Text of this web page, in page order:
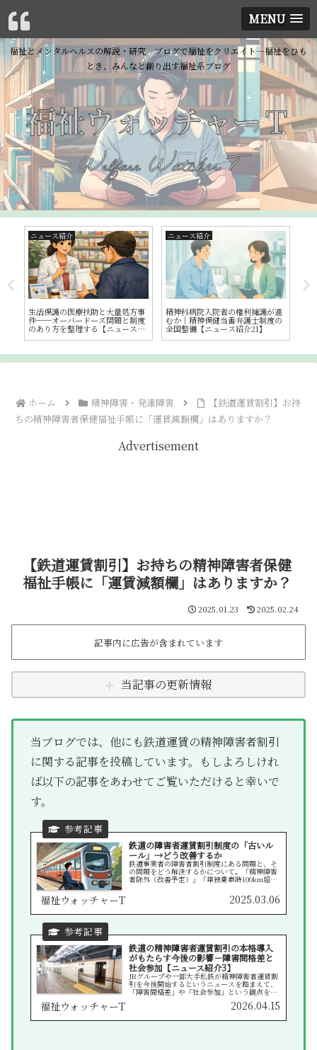
MENU
福祉とメンタルヘルスの解説・研究 ブログで福祉をクリエイト―福祉をひも
とき、みんなと創り出す福祉系ブログ
障害者福祉
【経験者が解説】ピア・当事者カ
ウンセラーとは―野良・自称カウ
ンセラーとの違いを整理
ニュース紹介
駅無人化差し止め訴訟は「障害者
のわがまま」なのか──交通弱者
の移動の自由を考える【ニュース
ホーム 精神障害・発達障害
【鉄道運賃割引】お持
ちの精神障害者保健福祉手帳に「運賃減額欄」はありますか？
Advertisement
【鉄道運賃割引】お持ちの精神障害者保健
福祉手帳に「運賃減額欄」はありますか？
2025.01.23 2025.02.24
記事内に広告が含まれています
当記事の更新情報
当ブログでは、他にも鉄道運賃の精神障害者割引
に関する記事を投稿しています。もしよろしけれ
ば以下の記事をあわせてご覧いただけると幸いで
す。
鉄道の障害者運賃割引制度の「古いル
ール」→どう改善するか
鉄道事業者の障害者割引制度にある問題と、そ
の問題をどう解決するかについて。「精神障害
者除外（改善予定）」「単独乗車時100km超え
福祉ウォッチャーT 2025.03.06
鉄道の精神障害者運賃割引の本格導入
がもたらす今後の影響－障害間格差と
社会参加【ニュース紹介3】
JRグループや一部大手私鉄が精神障害者運賃割
引を今後開始するというニュースを踏まえて、
「障害間格差」や「社会参加」という観点を盛
り込みながら、その影響を考察する。
福祉ウォッチャーT 2026.04.15